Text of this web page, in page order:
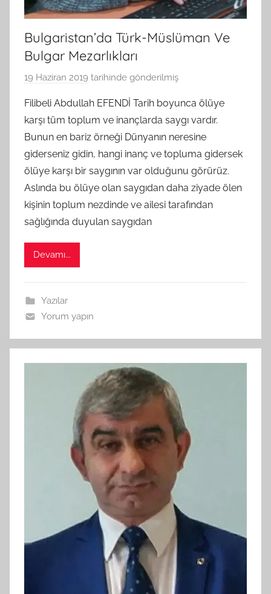
Bulgaristan’da Türk-Müslüman Ve
Bulgar Mezarlıkları
19 Haziran 2019 tarihinde gönderilmiş
S
A
M
t
a
r
a
Filibeli Abdullah EFENDİ Tarih boyunca ölüye
karşı tüm toplum ve inançlarda saygı vardır.
Bunun en bariz örneği Dünyanın neresine
giderseniz gidin, hangi inanç ve topluma gidersek
ölüye karşı bir saygının var olduğunu görürüz.
Aslında bu ölüye olan saygıdan daha ziyade ölen
kişinin toplum nezdinde ve ailesi tarafından
sağlığında duyulan saygıdan
Devamı...
Yazılar
Yorum yapın